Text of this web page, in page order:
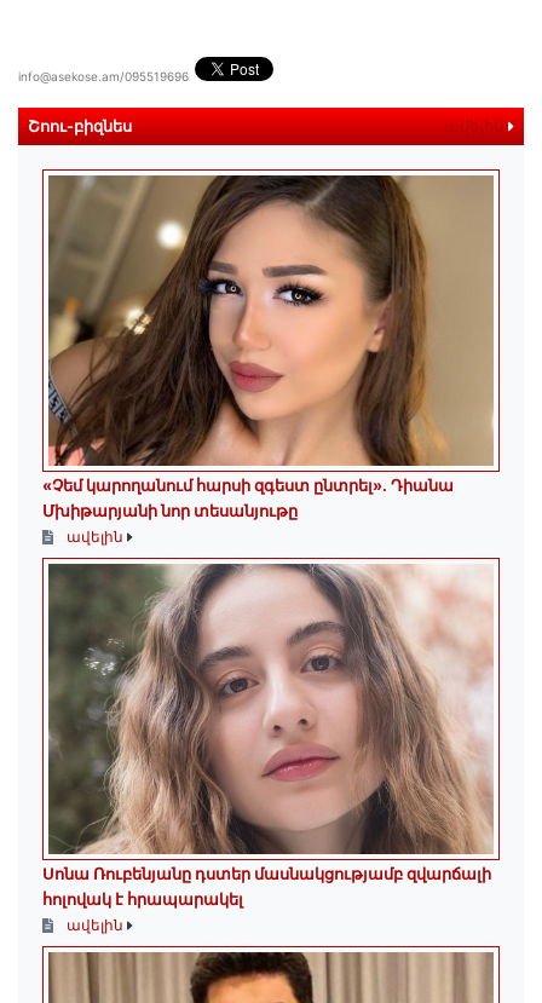
info@asekose.am/095519696
Շոու-բիզնես ավելին
«Չեմ կարողանում հարսի զգեստ ընտրել». Դիանա
Մխիթարյանի նոր տեսանյութը
ավելին
Սոնա Ռուբենյանը դստեր մասնակցությամբ զվարճալի
հոլովակ է հրապարակել
ավելին